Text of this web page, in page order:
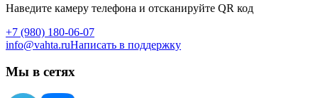
Наведите камеру телефона и отсканируйте QR код
+7 (980) 180-06-07
info@vahta.ruНаписать в поддержку
Мы в сетях